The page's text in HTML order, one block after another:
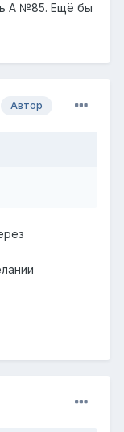
А №85. Ещё бы
Автор